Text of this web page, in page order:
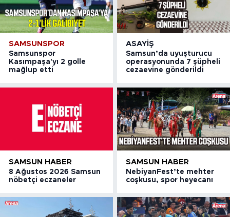
SAMSUNSPOR
Samsunspor
Kasımpaşa'yı 2 golle
mağlup etti
ASAYIŞ
Samsun’da uyuşturucu
operasyonunda 7 şüpheli
cezaevine gönderildi
SAMSUN HABER
8 Ağustos 2026 Samsun
nöbetçi eczaneler
SAMSUN HABER
NebiyanFest’te mehter
coşkusu, spor heyecanı